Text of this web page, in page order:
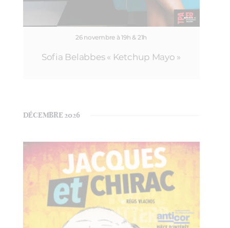
26 novembre à 19h & 21h
Sofia Belabbes « Ketchup Mayo »
DÉCEMBRE 2026